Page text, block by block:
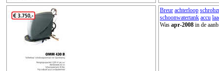
Breur achterloop
schoonwatertank accu
Was apr-2008 in de